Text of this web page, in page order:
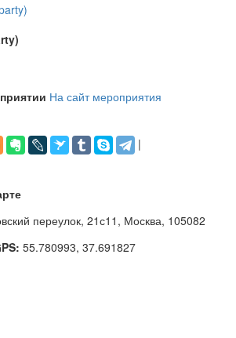
На сайт мероприятия
|
переулок, 21с11, Москва, 105082
55.780993, 37.691827